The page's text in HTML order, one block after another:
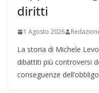
diritti
1 Agosto 2026
La storia di Michele
dibattiti più controversi
conseguenze dell’obbligo